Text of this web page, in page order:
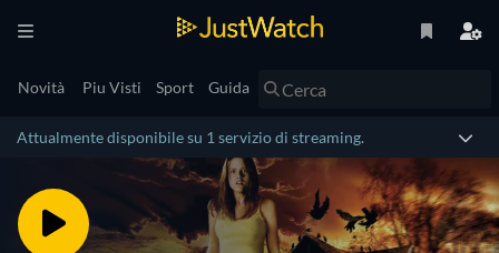
Novità Piu Visti Sport Guida
Attualmente disponibile su 1 servizio di streaming.